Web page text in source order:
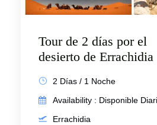
Tour de 2 días por el
desierto de Errachidia
2 Días / 1 Noche
Availability : Disponible
Errachidia